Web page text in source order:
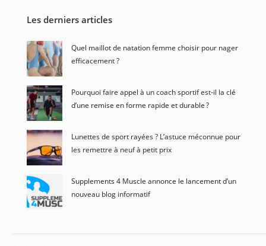
Les derniers articles
Quel maillot de natation femme choisir pour nager
efficacement ?
Pourquoi faire appel à un coach sportif est-il la clé
d’une remise en forme rapide et durable ?
Lunettes de sport rayées ? L’astuce méconnue pour
les remettre à neuf à petit prix
Supplements 4 Muscle annonce le lancement d’un
nouveau blog informatif